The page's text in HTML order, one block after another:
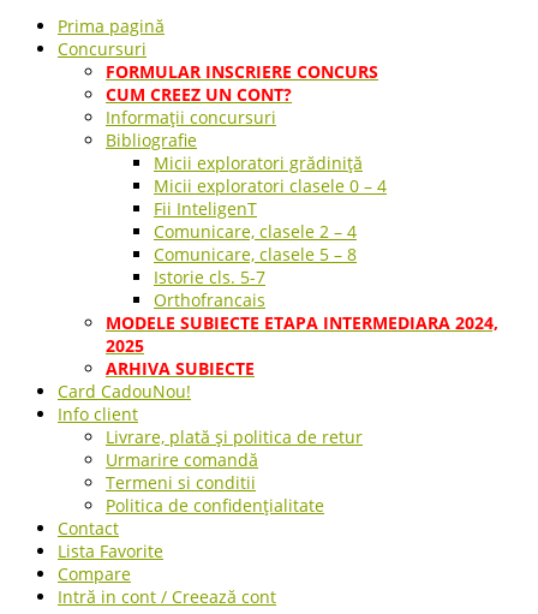
Prima pagină
Concursuri
FORMULAR INSCRIERE CONCURS
CUM CREEZ UN CONT?
Informații concursuri
Bibliografie
Micii exploratori grădiniță
Micii exploratori clasele 0 – 4
Fii InteligenT
Comunicare, clasele 2 – 4
Comunicare, clasele 5 – 8
Istorie cls. 5-7
Orthofrancais
MODELE SUBIECTE ETAPA INTERMEDIARA 2024,
2025
ARHIVA SUBIECTE
Card CadouNou!
Info client
Livrare, plată și politica de retur
Urmarire comandă
Termeni si conditii
Politica de confidențialitate
Contact
Lista Favorite
Compare
Intră in cont / Creează cont